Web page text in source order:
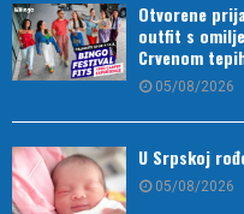
Otvorene
outfit s
Crvenom
05/08/2026
U Srpskoj
05/08/2026